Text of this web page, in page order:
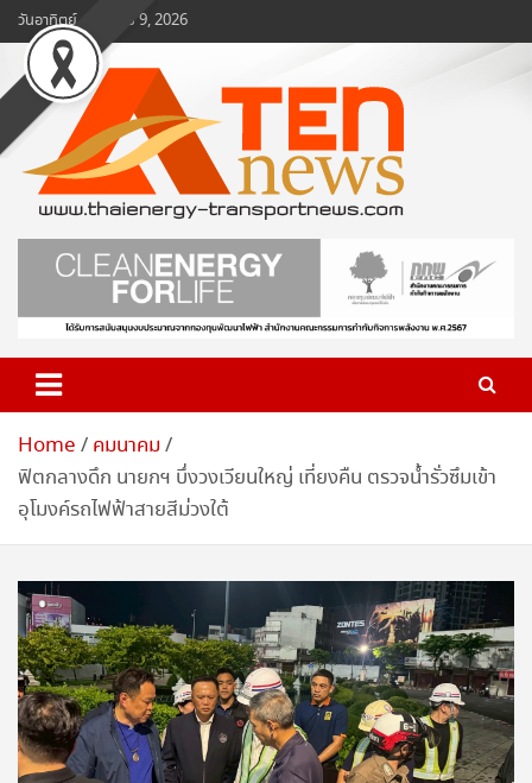
Skip
to
content
วันอาทิตย์, สิงหาคม 9, 2026
www.ten-news.com
ข่าวพลังงานและคมนาคม
Home
คมนาคม
ฟิตกลางดึก นายกฯ บึ่งวงเวียนใหญ่ เที่ยงคืน ตรวจน้ำรั่วซึมเข้า
อุโมงค์รถไฟฟ้าสายสีม่วงใต้